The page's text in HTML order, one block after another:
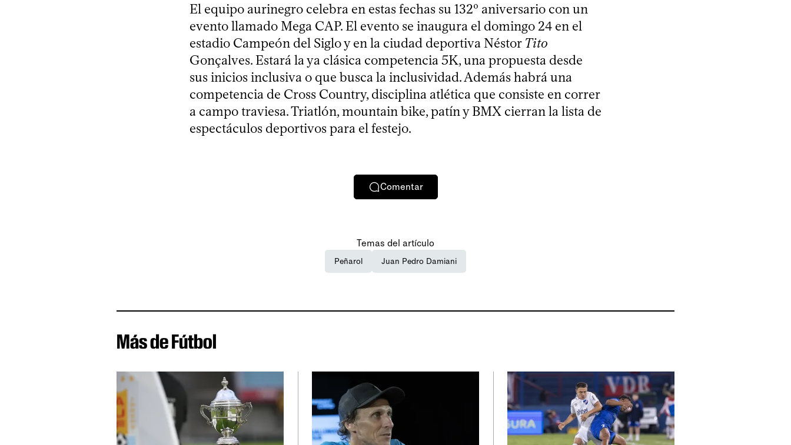
El equipo aurinegro celebra en estas fechas su 132º aniversario con un
evento llamado Mega CAP. El evento se inaugura el domingo 24 en el
estadio Campeón del Siglo y en la ciudad deportiva Néstor Tito
Gonçalves. Estará la ya clásica competencia 5K, una propuesta desde
sus inicios inclusiva o que busca la inclusividad. Además habrá una
competencia de Cross Country, disciplina atlética que consiste en correr
a campo traviesa. Triatlón, mountain bike, patín y BMX cierran la lista de
espectáculos deportivos para el festejo.
Comentar
Temas del artículo
Peñarol Juan Pedro Damiani
Más de Fútbol